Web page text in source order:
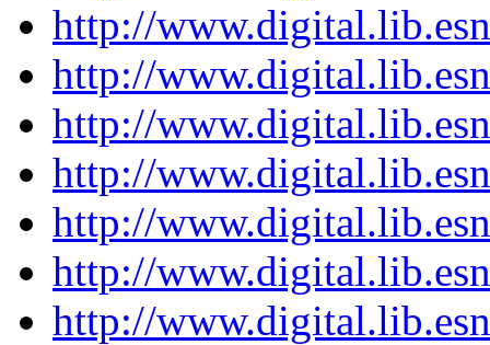
http://
http://
http://
http://
http://
http://
http://